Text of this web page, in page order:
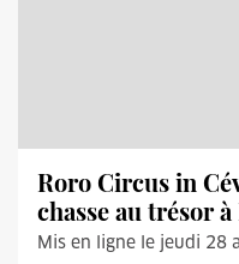
Roro Circus in
chasse au trésor
Mis en ligne le jeudi 28